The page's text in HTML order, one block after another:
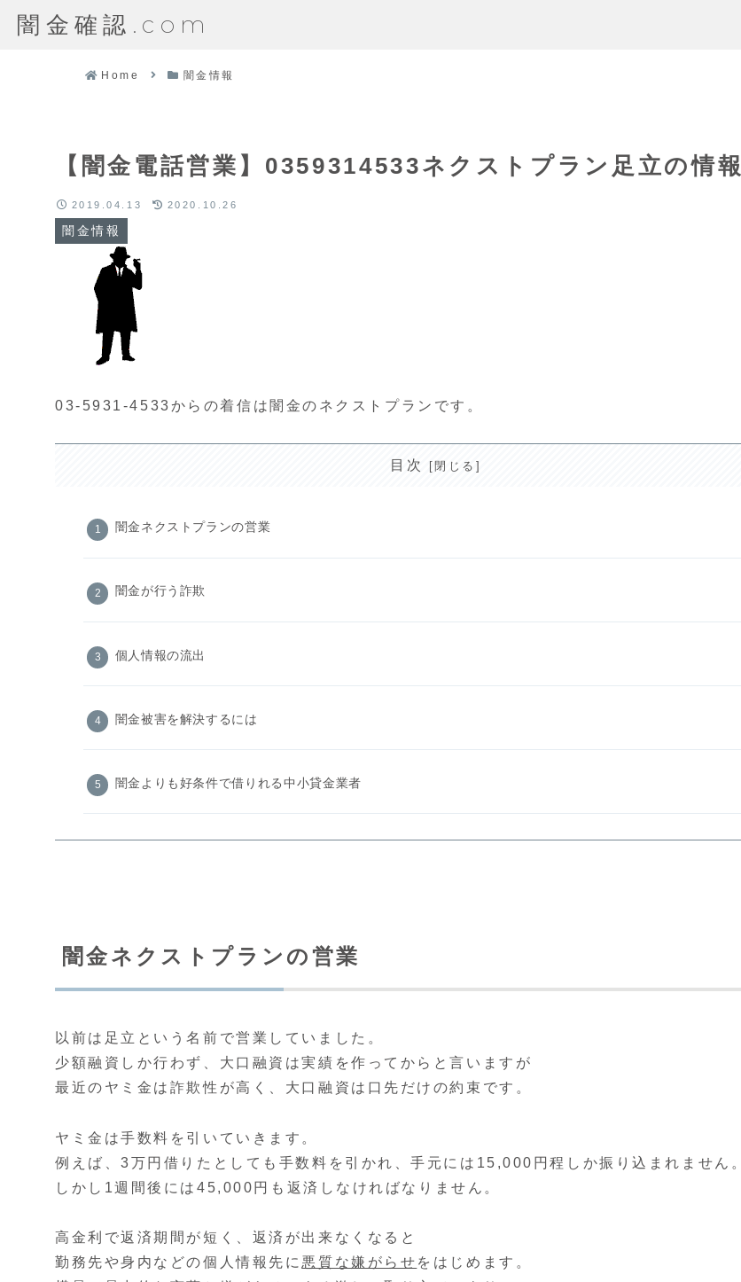
闇金確認.com
Home 闇金情報
【闇金電話営業】0359314533ネクストプラン足立の情報
闇金情報
2019.04.13 2020.10.26
03-5931-4533からの着信は闇金のネクストプランです。
目次
闇金ネクストプランの営業
闇金が行う詐欺
個人情報の流出
闇金被害を解決するには
闇金よりも好条件で借りれる中小貸金業者
闇金ネクストプランの営業
以前は足立という名前で営業していました。
少額融資しか行わず、大口融資は実績を作ってからと言いますが
最近のヤミ金は詐欺性が高く、大口融資は口先だけの約束です。
ヤミ金は手数料を引いていきます。
例えば、3万円借りたとしても手数料を引かれ、手元には15,000円程しか振り込まれません。
しかし1週間後には45,000円も返済しなければなりません。
高金利で返済期間が短く、返済が出来なくなると
勤務先や身内などの個人情報先に悪質な嫌がらせ をはじめます。